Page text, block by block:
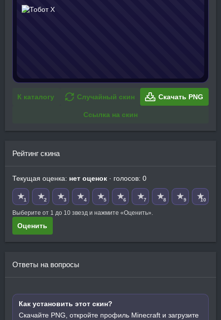
К каталогу Случайный скин Скачать PNG
Ссылка на скин
Рейтинг скина
Текущая оценка: нет оценок · голосов: 0
★1 ★2 ★3 ★4 ★5 ★6 ★7 ★8 ★9 ★10
Выберите от 1 до 10 звезд и нажмите «Оценить».
Оценить
Ответы на вопросы
Как установить этот скин?
Скачайте PNG, откройте профиль Minecraft и загрузите